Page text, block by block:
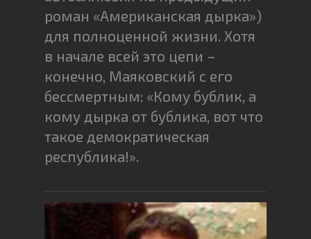
роман «Американская дырка»)
для полноценной жизни. Хотя
в начале всей это цепи –
конечно, Маяковский с его
бессмертным: «Кому бублик, а
кому дырка от бублика, вот что
такое демократическая
республика!».